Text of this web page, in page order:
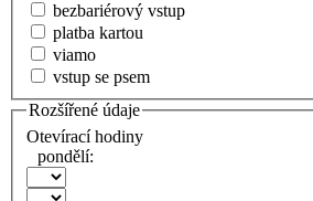
bezbariérový vstup
platba kartou
viamo
vstup se psem
Rozšířené údaje
Otevírací hodiny
pondělí: